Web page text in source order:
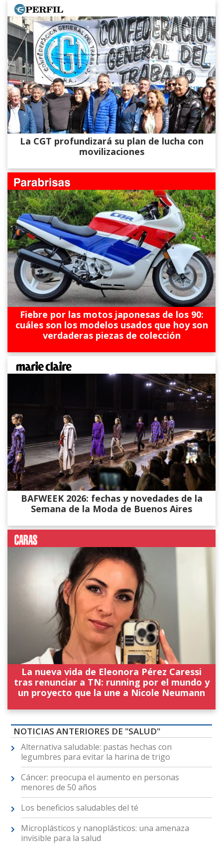
La CGT profundizará su plan de lucha con
movilizaciones
Fiebre por las motos japonesas de los 90:
cuáles son los modelos usados que hoy son
verdaderas piezas de colección
BAFWEEK 2026: fechas y novedades de la
Semana de la Moda de Buenos Aires
La nueva vida de Eleonora Pérez Caressi
tras renunciar a TN: running por el mundo y
un proyecto que la une a Nicole Neumann
NOTICIAS ANTERIORES DE "SALUD"
Alternativa saludable: pastas hechas con
legumbres para evitar la harina de trigo
Cáncer: preocupa el aumento en personas
menores de 50 años
Los beneficios saludables del té
Microplásticos y nanoplásticos: una amenaza
invisible para la salud